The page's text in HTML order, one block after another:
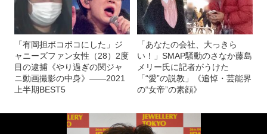
「有岡担ボコボコにした」ジ
ャニーズファン女性（28）2度
目の逮捕《やり過ぎの関ジャ
ニ動画撮影の中身》――2021
上半期BEST5
「あなたの会社、大っきら
い！」SMAP騒動のさなか藤島
メリー氏に記者がうけた
「“愛”の説教」《追悼・芸能界
の“女帝”の素顔》